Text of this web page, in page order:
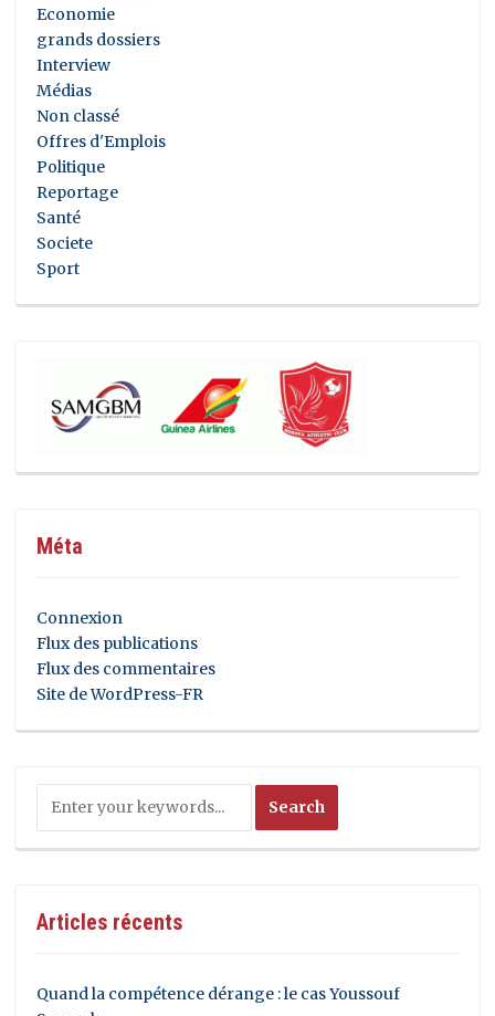
Economie
grands dossiers
Interview
Médias
Non classé
Offres d'Emplois
Politique
Reportage
Santé
Societe
Sport
Méta
Connexion
Flux des publications
Flux des commentaires
Site de WordPress-FR
Articles récents
Quand la compétence dérange : le cas Youssouf